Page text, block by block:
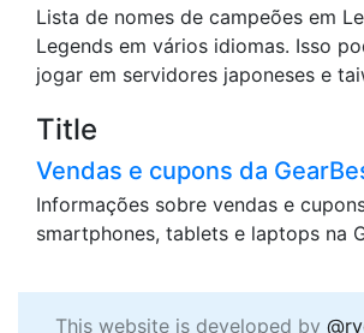
Lista de nomes de campeões em
Legends em vários idiomas. Isso
jogar em servidores japoneses e
Title
Vendas e cupons da
Informações sobre vendas e
smartphones, tablets e laptops na
This website is developed by